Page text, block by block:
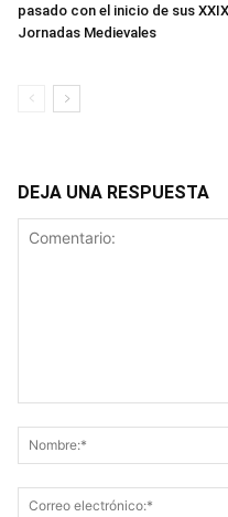
pasado con el inicio de sus XXIX
Jornadas Medievales
DEJA UNA RESPUESTA